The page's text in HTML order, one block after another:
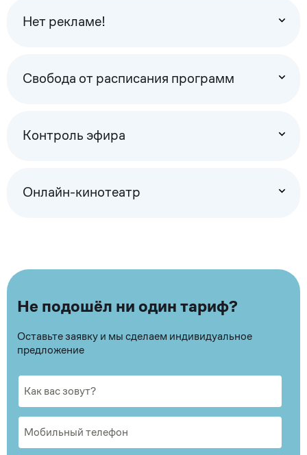
Нет рекламе!
Свобода от расписания программ
Контроль эфира
Онлайн-кинотеатр
Не подошёл ни один тариф?
Оставьте заявку и мы сделаем индивидуальное
предложение